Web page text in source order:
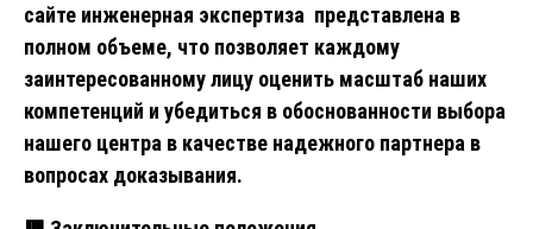
сайте инженерная экспертиза представлена в
полном объеме, что позволяет каждому
заинтересованному лицу оценить масштаб наших
компетенций и убедиться в обоснованности выбора
нашего центра в качестве надежного партнера в
вопросах доказывания.